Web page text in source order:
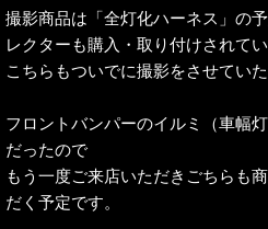
撮影商品は「全灯化ハーネス」の
レクターも購入・取り付けされて
こちらもついでに撮影をさせていた
フロントバンパーのイルミ（車幅
だったので
もう一度ご来店いただきごちらも
だく予定です。